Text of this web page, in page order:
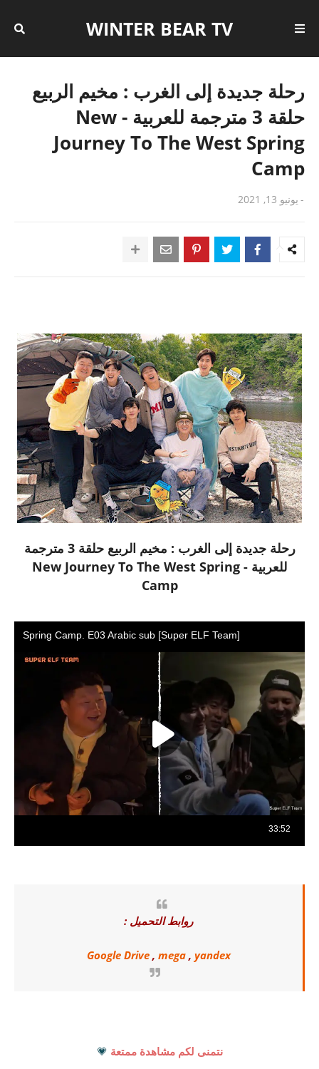
WINTER BEAR TV
رحلة جديدة إلى الغرب : مخيم الربيع
حلقة 3 مترجمة للعربية - New
Journey To The West Spring
Camp
- يونيو 13, 2021
رحلة جديدة إلى الغرب : مخيم الربيع حلقة 3 مترجمة
للعربية - New Journey To The West Spring
Camp
روابط التحميل :
Google Drive, mega, yandex
نتمنى لكم مشاهدة ممتعة 💗